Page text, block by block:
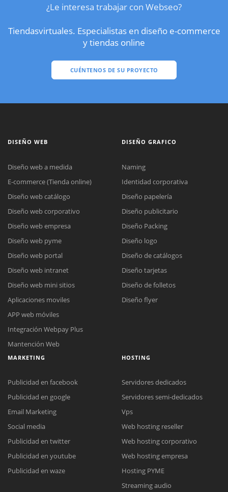
¿Le interesa trabajar con Webseo?
Tiendasvirtuales. Especialistas en diseño e-commerce
y tiendas online
CUÉNTENOS DE SU PROYECTO
Reunión online
Meet para la reunión online.
Cotización
Chat Online
Todos nuestros ejecutivos están fuera de línea. Complete el formulario
DISEÑO WEB
Diseño web a medida
E-commerce (Tienda online)
Diseño web catálogo
Diseño web corporativo
Diseño web empresa
Diseño web pyme
Diseño web portal
Diseño web intranet
Diseño web mini sitios
Aplicaciones moviles
APP web móviles
Integración Webpay Plus
Mantención Web
DISEÑO GRAFICO
Naming
Identidad corporativa
Diseño papelería
Diseño publicitario
Diseño Packing
Diseño logo
Diseño de catálogos
Diseño tarjetas
Diseño de folletos
Diseño flyer
MARKETING
Publicidad en facebook
Publicidad en google
Email Marketing
Social media
Publicidad en twitter
Publicidad en youtube
Publicidad en waze
HOSTING
Servidores dedicados
Servidores semi-dedicados
Vps
Web hosting reseller
Web hosting corporativo
Web hosting empresa
Hosting PYME
Streaming audio